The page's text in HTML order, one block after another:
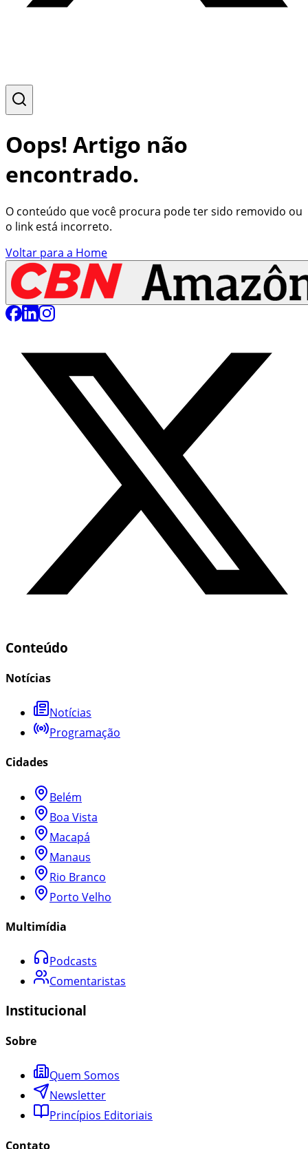
Oops! Artigo não
encontrado.
O conteúdo que você procura pode ter sido removido ou
o link está incorreto.
Voltar para a Home
Conteúdo
Notícias
Notícias
Programação
Cidades
Belém
Boa Vista
Macapá
Manaus
Rio Branco
Porto Velho
Multimídia
Podcasts
Comentaristas
Institucional
Sobre
Quem Somos
Newsletter
Princípios Editoriais
Contato